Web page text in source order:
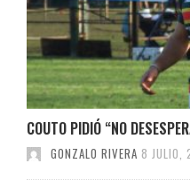
COUTO PIDIÓ “NO
GONZALO RIVERA 8 JULIO,